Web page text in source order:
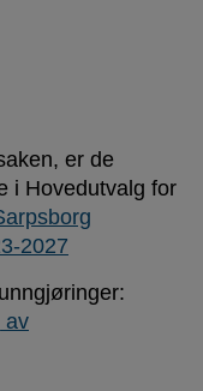
er de
i Hovedutvalg for
2027
av